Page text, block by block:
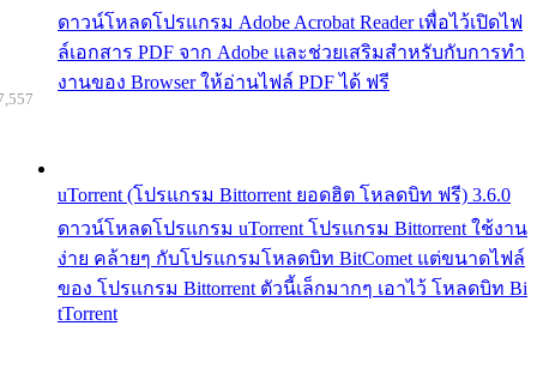
ดาวน์โหลดโปรแกรม Adobe Acrobat Reader เพื่อไว้เปิดไฟ
ล์เอกสาร PDF จาก Adobe และช่วยเสริมสำหรับกับการทำ
งานของ Browser ให้อ่านไฟล์ PDF ได้ ฟรี
uTorrent (โปรแกรม Bittorrent ยอดฮิต โหลดบิท ฟรี) 3.6.0
ดาวน์โหลดโปรแกรม uTorrent โปรแกรม Bittorrent ใช้งาน
ง่าย คล้ายๆ กับโปรแกรมโหลดบิท BitComet แต่ขนาดไฟล์
ของ โปรแกรม Bittorrent ตัวนี้เล็กมากๆ เอาไว้ โหลดบิท Bi
tTorrent